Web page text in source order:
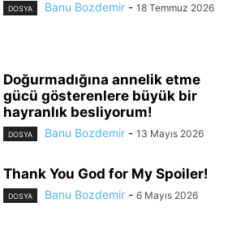
DOSYA Banu Bozdemir - 18 Temmuz 2026
Doğurmadığına annelik etme
gücü gösterenlere büyük bir
hayranlık besliyorum!
DOSYA Banu Bozdemir - 13 Mayıs 2026
Thank You God for My Spoiler!
DOSYA Banu Bozdemir - 6 Mayıs 2026